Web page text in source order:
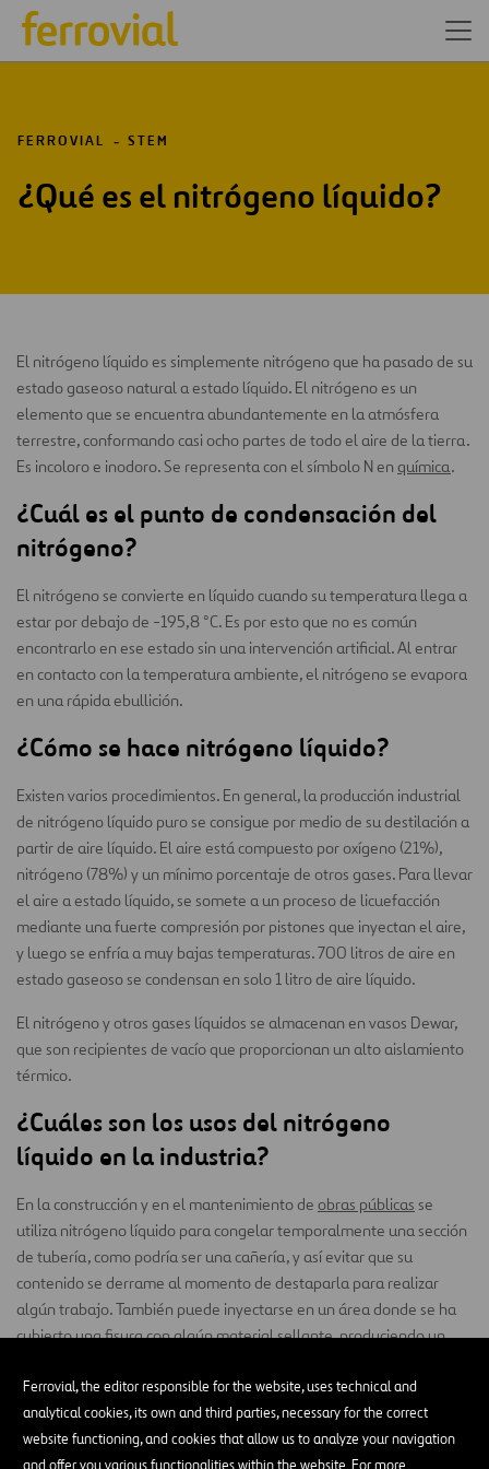
Ferrovial, the editor responsible for the website, uses technical and
analytical cookies, its own and third parties, necessary for the correct
website functioning, and cookies that allow us to analyze your navigation
and offer you various functionalities within the website. For more
FERROVIAL STEM
¿Qué es el nitrógeno líquido?
El nitrógeno líquido es simplemente nitrógeno que ha pasado de su
estado gaseoso natural a estado líquido. El nitrógeno es un
elemento que se encuentra abundantemente en la atmósfera
terrestre, conformando casi ocho partes de todo el aire de la tierra.
Es incoloro e inodoro. Se representa con el símbolo N en química.
¿Cuál es el punto de condensación del
nitrógeno?
El nitrógeno se convierte en líquido cuando su temperatura llega a
estar por debajo de -195,8 °C. Es por esto que no es común
encontrarlo en ese estado sin una intervención artificial. Al entrar
en contacto con la temperatura ambiente, el nitrógeno se evapora
en una rápida ebullición.
¿Cómo se hace nitrógeno líquido?
Existen varios procedimientos. En general, la producción industrial
de nitrógeno líquido puro se consigue por medio de su destilación a
partir de aire líquido. El aire está compuesto por oxígeno (21%),
nitrógeno (78%) y un mínimo porcentaje de otros gases. Para llevar
el aire a estado líquido, se somete a un proceso de licuefacción
mediante una fuerte compresión por pistones que inyectan el aire,
y luego se enfría a muy bajas temperaturas. 700 litros de aire en
estado gaseoso se condensan en solo 1 litro de aire líquido.
El nitrógeno y otros gases líquidos se almacenan en vasos Dewar,
que son recipientes de vacío que proporcionan un alto aislamiento
térmico.
¿Cuáles son los usos del nitrógeno
líquido en la industria?
En la construcción y en el mantenimiento de obras públicas se
utiliza nitrógeno líquido para congelar temporalmente una sección
de tubería, como podría ser una cañería, y así evitar que su
contenido se derrame al momento de destaparla para realizar
algún trabajo. También puede inyectarse en un área donde se ha
cubierto una fisura con algún material sellante, produciendo un
fije la reparación.
También se usa para la fabricación de componentes electrónicos y
como gas de protección en procesos de soldadura.